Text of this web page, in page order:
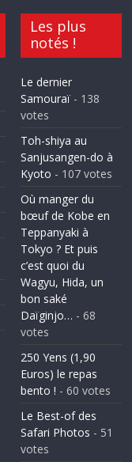
Les plus
notés !
Le dernier
Samouraï- 138
votes
Toh-shiya au
Sanjusangen-do à
Kyoto - 107 votes
Où manger du
bœuf de Kobe en
Teppanyaki à
Tokyo ? Et puis
c’est quoi du
Wagyu, Hida, un
bon saké
Daïginjo… - 68
votes
250 Yens (1,90
Euros) le repas
bento ! - 60 votes
Le Best-of des
Safari Photos - 51
votes